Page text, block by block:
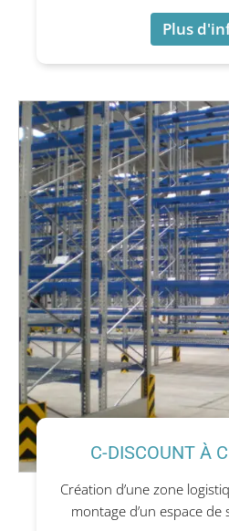
Plus
C-DISCOUNT À
Création d’une zone
montage d’un espace de